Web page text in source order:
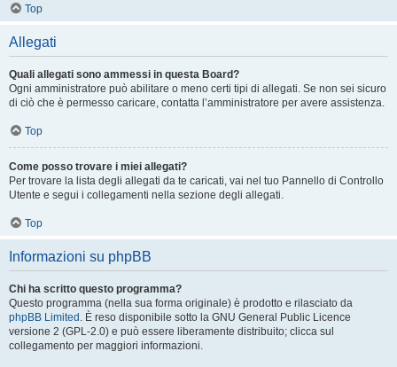
Top
Allegati
Quali allegati sono ammessi in questa Board?
Ogni amministratore può abilitare o meno certi tipi di allegati. Se non sei sicuro
di ciò che è permesso caricare, contatta l’amministratore per avere assistenza.
Top
Come posso trovare i miei allegati?
Per trovare la lista degli allegati da te caricati, vai nel tuo Pannello di Controllo
Utente e segui i collegamenti nella sezione degli allegati.
Top
Informazioni su phpBB
Chi ha scritto questo programma?
Questo programma (nella sua forma originale) è prodotto e rilasciato da
phpBB Limited . È reso disponibile sotto la GNU General Public Licence
versione 2 (GPL-2.0) e può essere liberamente distribuito; clicca sul
collegamento per maggiori informazioni.